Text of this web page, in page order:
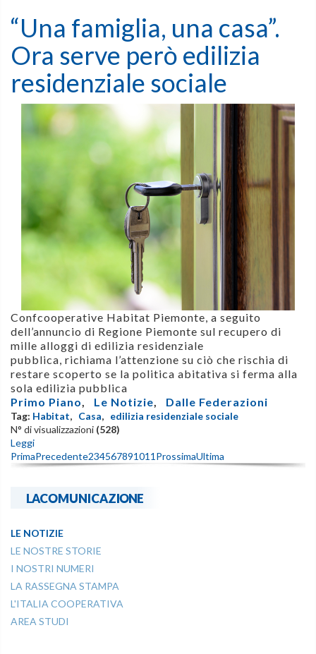
“Una famiglia, una casa”.
Ora serve però edilizia
residenziale sociale
Confcooperative Habitat Piemonte, a seguito
dell’annuncio di Regione Piemonte sul recupero di
mille alloggi di edilizia residenziale
pubblica, richiama l’attenzione su ciò che rischia di
restare scoperto se la politica abitativa si ferma alla
sola edilizia pubblica
Primo Piano, Le Notizie, Dalle Federazioni
Tag: Habitat, Casa, edilizia residenziale sociale
N° di visualizzazioni (528)
Leggi
PrimaPrecedente234567891011ProssimaUltima
LACOMUNICAZIONE
LE NOTIZIE
LE NOSTRE STORIE
I NOSTRI NUMERI
LA RASSEGNA STAMPA
L'ITALIA COOPERATIVA
AREA STUDI